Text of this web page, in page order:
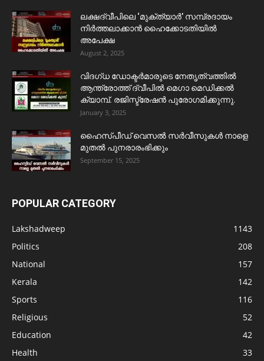
ലക്ഷദ്വീപിലെ ‘മുക്ത്യാർ’ സമ്പ്രദായം
നിർത്തലാക്കാൻ ഹൈക്കോടതിയിൽ
അപേക്ഷ
August 2, 2025
വിദഗ്ധ ഡോക്ടർമാരുടെ നേതൃത്വത്തിൽ
ആന്ത്രോത്ത് ദ്വീപിൽ മെഗാ മെഡിക്കൽ
ക്യാമ്പ്. രജിസ്ട്രേഷൻ പുരോഗമിക്കുന്നു.
January 3, 2025
ഹൈസ്പീഡ് വെസൽ സർവീസുകൾ നാളെ
മുതൽ പുനരാരംഭിക്കും
September 15, 2025
POPULAR CATEGORY
Lakshadweep
1143
Politics
208
National
157
Kerala
142
Sports
116
Religious
52
Education
42
Health
33